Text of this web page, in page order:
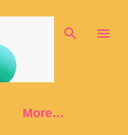
More…